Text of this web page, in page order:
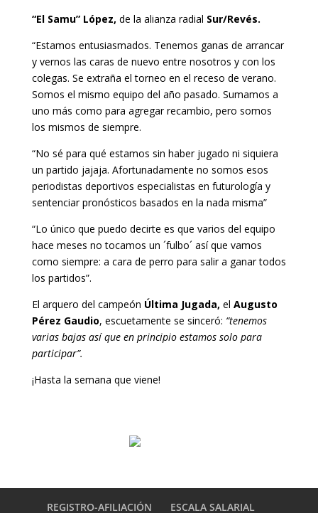
“El Samu” López, de la alianza radial Sur/Revés.
“Estamos entusiasmados. Tenemos ganas de arrancar
y vernos las caras de nuevo entre nosotros y con los
colegas. Se extraña el torneo en el receso de verano.
Somos el mismo equipo del año pasado. Sumamos a
uno más como para agregar recambio, pero somos
los mismos de siempre.
“No sé para qué estamos sin haber jugado ni siquiera
un partido jajaja. Afortunadamente no somos esos
periodistas deportivos especialistas en futurología y
sentenciar pronósticos basados en la nada misma”
“Lo único que puedo decirte es que varios del equipo
hace meses no tocamos un ´fulbo´ así que vamos
como siempre: a cara de perro para salir a ganar todos
los partidos”.
El arquero del campeón Última Jugada, el Augusto
Pérez Gaudio, escuetamente se sinceró: “tenemos
varias bajas así que en principio estamos solo para
participar”.
¡Hasta la semana que viene!
REGISTRO-AFILIACIÓN ESCALA SALARIAL